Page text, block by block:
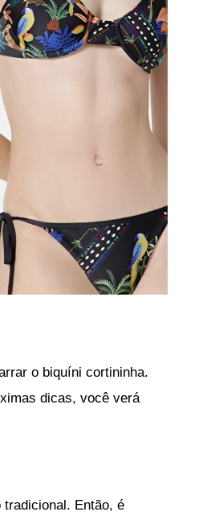
o biquíni cortininha.
dicas, você verá
Então, é